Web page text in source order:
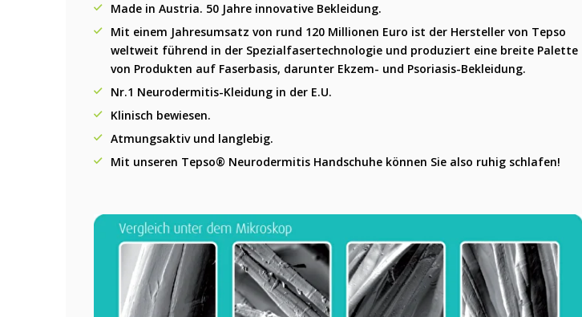
Made in Austria. 50 Jahre innovative Bekleidung.
Mit einem Jahresumsatz von rund 120 Millionen Euro ist der Hersteller von Tepso
weltweit führend in der Spezialfasertechnologie und produziert eine breite Palette
von Produkten auf Faserbasis, darunter Ekzem- und Psoriasis-Bekleidung.
Nr.1 Neurodermitis-Kleidung in der E.U.
Klinisch bewiesen.
Atmungsaktiv und langlebig.
Mit unseren Tepso® Neurodermitis Handschuhe können Sie also ruhig schlafen!